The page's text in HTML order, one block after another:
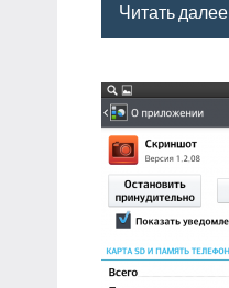
Читать далее